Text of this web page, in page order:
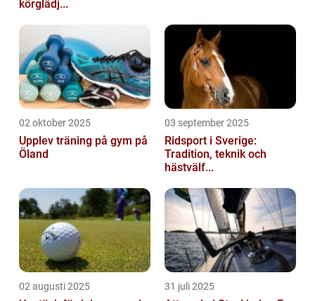
körglädj...
02 oktober 2025
Upplev träning på gym på
Öland
03 september 2025
Ridsport i Sverige:
Tradition, teknik och
hästvälf...
02 augusti 2025 31 juli 2025